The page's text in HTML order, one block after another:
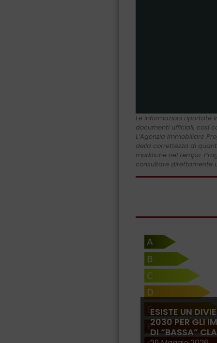
Le informazioni riportate
documenti ufficiali, così
L’Agenzia Immobiliare
della correttezza di
modifiche nel tempo.
consultare direttamente
ESISTE UN
2030 PER GLI
DI “BASSA”